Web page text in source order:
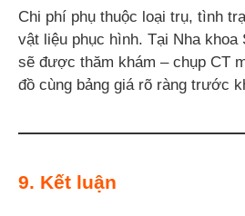
Chi phí phụ thuộc loại trụ, tình
vật liệu phục hình. Tại Nha khoa
sẽ được thăm khám – chụp CT
đồ cùng bảng giá rõ ràng trước
9. Kết luận